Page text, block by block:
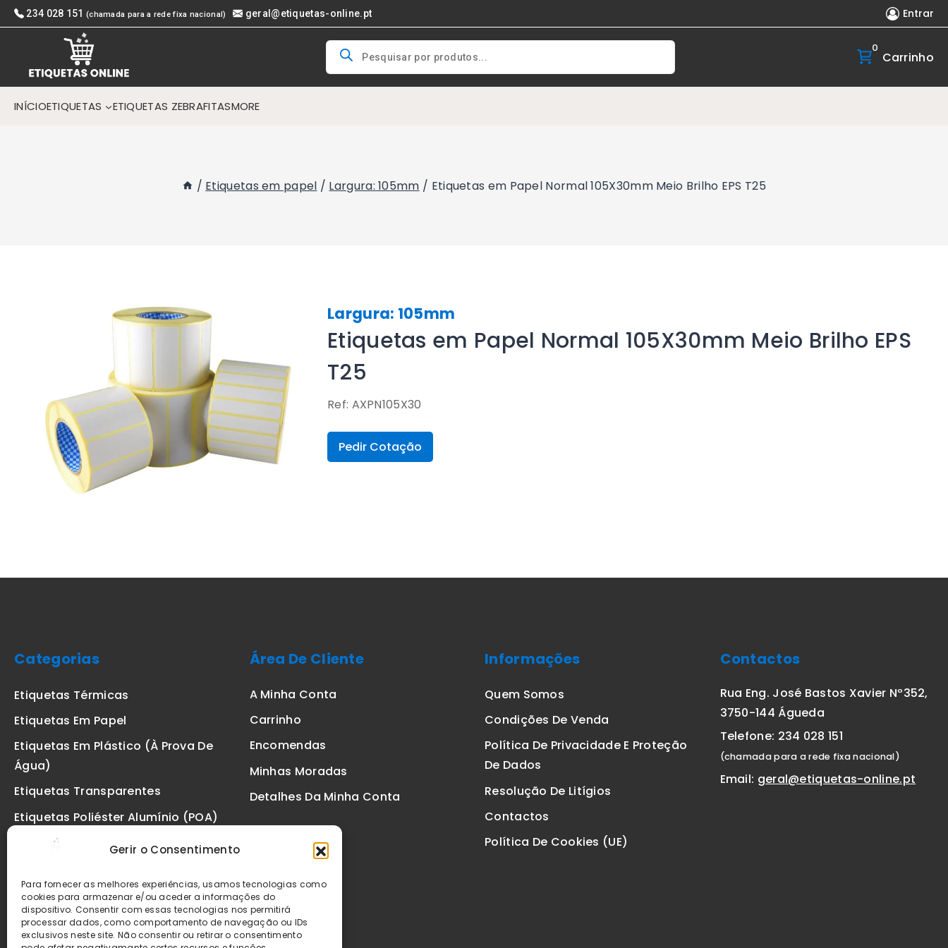
Gerir o Consentimento
Para fornecer as melhores experiências, usamos tecnologias como
cookies para armazenar e/ou aceder a informações do
dispositivo. Consentir com essas tecnologias nos permitirá
processar dados, como comportamento de navegação ou IDs
exclusivos neste site. Não consentir ou retirar o consentimento
Skip
to
234 028 151 (chamada para a rede fixa nacional) geral@etiquetas-online.pt Entrar
Products
search
0
Carrinho
INÍCIOETIQUETAS ETIQUETAS ZEBRAFITASMORE
/ Etiquetas em papel / Largura: 105mm / Etiquetas em Papel Normal 105X30mm Meio Brilho EPS T25
Largura: 105mm
Etiquetas em Papel Normal 105X30mm Meio Brilho EPS
T25
Ref: AXPN105X30
Pedir Cotação
Categorias
Etiquetas Térmicas
Etiquetas Em Papel
Etiquetas Em Plástico (à Prova De
Água)
Etiquetas Transparentes
Etiquetas Poliéster Alumínio (POA)
Etiquetas De Segurança VOID
Etiquetas Zebra
Fitas
Área De Cliente
A Minha Conta
Carrinho
Encomendas
Minhas Moradas
Detalhes Da Minha Conta
Informações
Quem Somos
Condições De Venda
Política De Privacidade E Proteção
De Dados
Resolução De Litígios
Contactos
Política De Cookies (UE)
Contactos
Rua Eng. José Bastos Xavier Nº352,
3750-144 Águeda
Telefone: 234 028 151
(chamada para a rede fixa nacional)
Email: geral@etiquetas-online.pt